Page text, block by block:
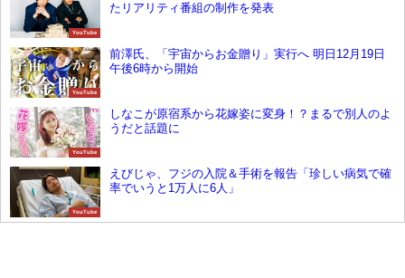
YouTube
たリアリティ番組の制作を発表
YouTube
前澤氏、「宇宙からお金贈り」実行へ 明日12月19日
午後6時から開始
YouTube
しなこが原宿系から花嫁姿に変身！？まるで別人のよ
うだと話題に
YouTube
えびじゃ、フジの入院＆手術を報告「珍しい病気で確
率でいうと1万人に6人」